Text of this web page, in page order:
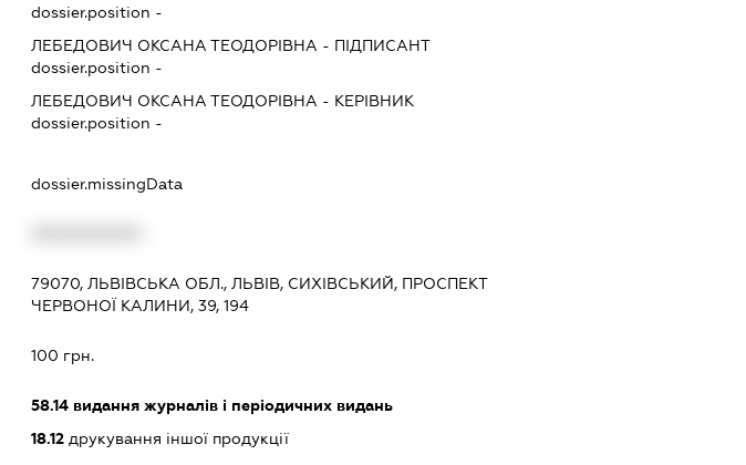
dossier.position -
ЛЕБЕДОВИЧ ОКСАНА ТЕОДОРІВНА - ПІДПИСАНТ
dossier.position -
ЛЕБЕДОВИЧ ОКСАНА ТЕОДОРІВНА - КЕРІВНИК
dossier.position -
dossier.missingData
79070, ЛЬВІВСЬКА ОБЛ., ЛЬВІВ, СИХІВСЬКИЙ, ПРОСПЕКТ
ЧЕРВОНОЇ КАЛИНИ, 39, 194
100 грн.
58.14 видання журналів і періодичних видань
18.12 друкування іншої продукції